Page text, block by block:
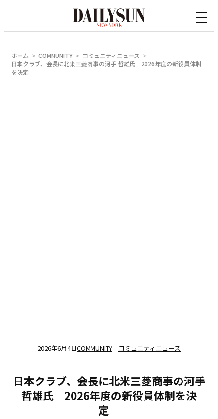
ホーム COMMUNITY
コミュニティニュース
日本クラブ、会長に北米三菱商事の河手 哲雄氏 2026年度の新役員体制
を決定
2026年6月4日COMMUNITY コミュニティニュース
日本クラブ、会長に北米三菱商事の河手
哲雄氏 2026年度の新役員体制を決
定